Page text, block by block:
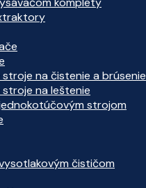
na čistenie a brúsenie
na leštenie
strojom
čističom